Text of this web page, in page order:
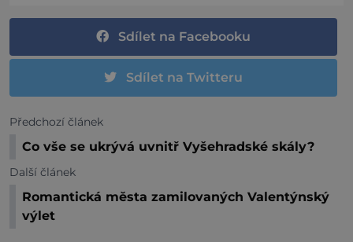
Sdílet na Facebooku
Sdílet na Twitteru
Předchozí článek
Co vše se ukrývá uvnitř Vyšehradské skály?
Další článek
Romantická města zamilovaných Valentýnský
výlet